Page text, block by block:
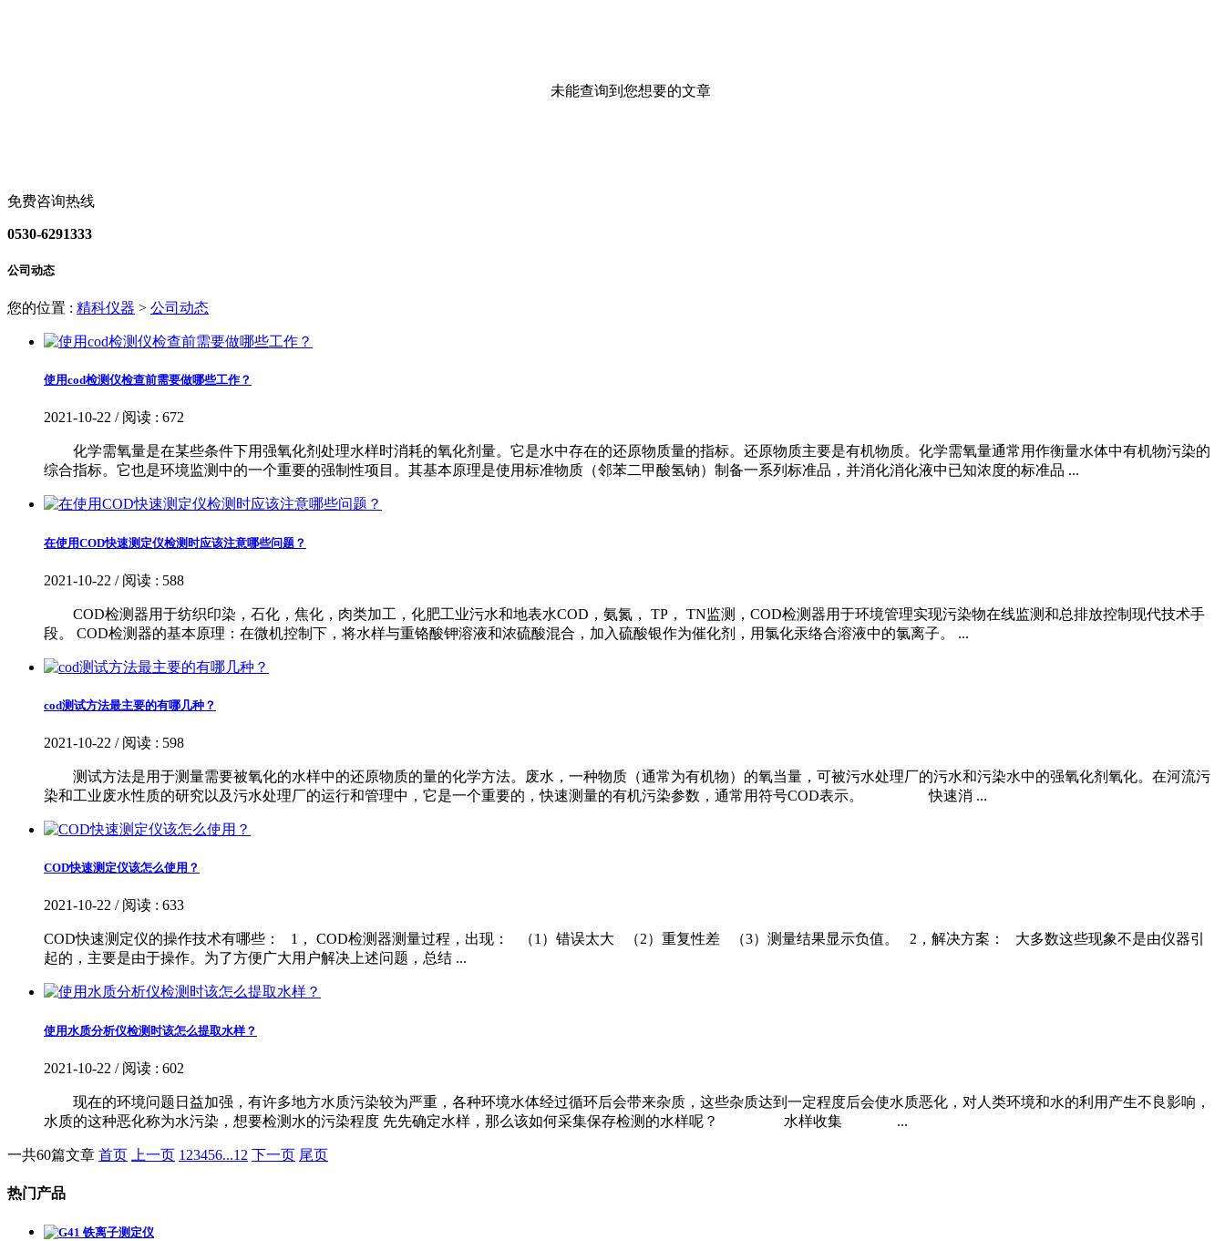
未能查询到您想要的文章
免费咨询热线
0530-6291333
公司动态
您的位置 : 精科仪器 > 公司动态
使用cod检测仪检查前需要做哪些工作？
2021-10-22 / 阅读 : 672
化学需氧量是在某些条件下用强氧化剂处理水样时消耗的氧化剂量。它是水中存在的还原物质量的指标。还原物质主要是有机物质。化学需氧量通常用作衡量水体中有机物污染的
综合指标。它也是环境监测中的一个重要的强制性项目。其基本原理是使用标准物质（邻苯二甲酸氢钠）制备一系列标准品，并消化消化液中已知浓度的标准品 ...
在使用COD快速测定仪检测时应该注意哪些问题？
2021-10-22 / 阅读 : 588
COD检测器用于纺织印染，石化，焦化，肉类加工，化肥工业污水和地表水COD，氨氮， TP， TN监测，COD检测器用于环境管理实现污染物在线监测和总排放控制现代技术手
段。 COD检测器的基本原理：在微机控制下，将水样与重铬酸钾溶液和浓硫酸混合，加入硫酸银作为催化剂，用氯化汞络合溶液中的氯离子。 ...
cod测试方法最主要的有哪几种？
2021-10-22 / 阅读 : 598
测试方法是用于测量需要被氧化的水样中的还原物质的量的化学方法。废水，一种物质（通常为有机物）的氧当量，可被污水处理厂的污水和污染水中的强氧化剂氧化。在河流污
染和工业废水性质的研究以及污水处理厂的运行和管理中，它是一个重要的，快速测量的有机污染参数，通常用符号COD表示。 快速消 ...
COD快速测定仪该怎么使用？
2021-10-22 / 阅读 : 633
COD快速测定仪的操作技术有哪些： 1， COD检测器测量过程，出现： （1）错误太大 （2）重复性差 （3）测量结果显示负值。 2，解决方案： 大多数这些现象不是由仪器引
起的，主要是由于操作。为了方便广大用户解决上述问题，总结 ...
使用水质分析仪检测时该怎么提取水样？
2021-10-22 / 阅读 : 602
现在的环境问题日益加强，有许多地方水质污染较为严重，各种环境水体经过循环后会带来杂质，这些杂质达到一定程度后会使水质恶化，对人类环境和水的利用产生不良影响，
水质的这种恶化称为水污染，想要检测水的污染程度 先先确定水样，那么该如何采集保存检测的水样呢？ 水样收集 ...
一共60篇文章 首页 上一页 1 23456...12 下一页 尾页
热门产品